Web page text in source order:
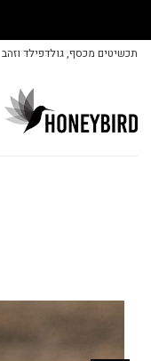
Skip
תכשיטים מכסף, גולדפילד וזהב